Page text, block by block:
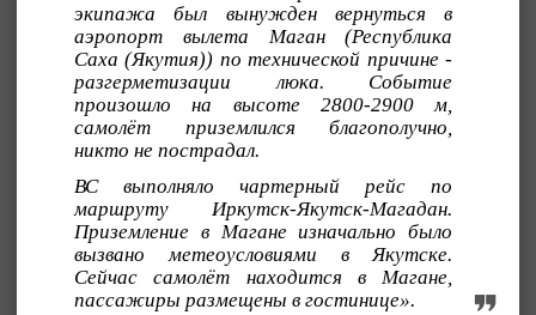
экипажа был вынужден вернуться в
аэропорт вылета Маган (Республика
Саха (Якутия)) по технической причине -
разгерметизации люка. Событие
произошло на высоте 2800-2900 м,
самолёт приземлился благополучно,
никто не пострадал.
ВС выполняло чартерный рейс по
маршруту Иркутск-Якутск-Магадан.
Приземление в Магане изначально было
вызвано метеоусловиями в Якутске.
Сейчас самолёт находится в Магане,
пассажиры размещены в гостинице».